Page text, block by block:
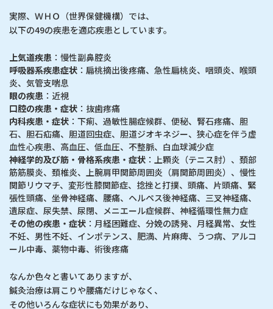
実際、ＷＨＯ（世界保健機構）では、
以下の49の疾患を適応疾患としています。
上気道疾患 ：慢性副鼻腔炎
呼吸器系疾患症状 ：扁桃摘出後疼痛、急性扁桃炎、咽頭炎、喉頭
炎、気管支喘息
眼の疾患 ：近視
口腔の疾患・症状 ：抜歯疼痛
内科疾患・症状 ：下痢、過敏性腸症候群、便秘、腎石疼痛、胆
石、胆石疝痛、胆道回虫症、胆道ジオキネジー、狭心症を伴う虚
血性心疾患、高血圧、低血圧、不整脈、白血球減少症
神経学的及び筋・骨格系疾患・症状 ：上顆炎（テニス肘）、頚部
筋筋膜炎、頚椎炎、上腕肩甲関節周囲炎（肩関節周囲炎）、慢性
関節リウマチ、変形性膝関節症、捻挫と打撲、頭痛、片頭痛、緊
張性頭痛、坐骨神経痛、腰痛、ヘルペス後神経痛、三叉神経痛、
遺尿症、尿失禁、尿閉、メニエール症候群、神経循環性無力症
その他の疾患・症状 ：月経困難症、分娩の誘発、月経異常、女性
不妊、男性不妊、インポテンス、肥満、片麻痺、うつ病、アルコ
ール中毒、薬物中毒、術後疼痛
なんか色々と書いてありますが、
鍼灸治療は肩こりや腰痛だけじゃなく、
その他いろんな症状にも効果があり、